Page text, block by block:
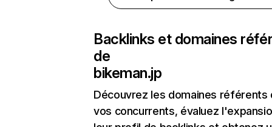
Backlinks et domaines
de
bikeman.jp
Découvrez les domaines référents
vos concurrents, évaluez